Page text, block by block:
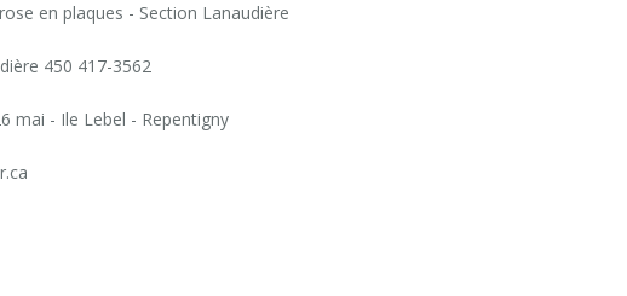
en plaques - Section Lanaudière
450 417-3562
mai - Ile Lebel - Repentigny